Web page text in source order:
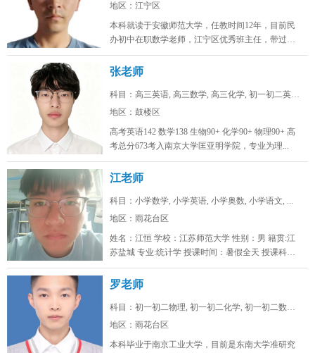
地区：江宁区
本科就读于安徽师范大学，任教时间12年，目前民
办初中在职数学老师，江宁区优秀班主任，带过两
届完整的初中。班级数学中考均分...
张老师
科目：高三英语, 高三数学, 高三化学, 初一初二英语...
地区：鼓楼区
高考英语142 数学138 生物90+ 化学90+ 物理90+ 高
考总分673考入南京大学匡亚明学院，专业为理...
江老师
科目：小学数学, 小学英语, 小学奥数, 小学语文, ...
地区：雨花台区
姓名：江恒 学校：江苏师范大学 性别：男 籍贯:江
苏盐城 专业:统计学 授课时间：暑假全天 授课科
目：小学初...
罗老师
科目：初一初二物理, 初一初二化学, 初一初二数学, ...
地区：雨花台区
本科毕业于南京工业大学，目前是东南大学准研究